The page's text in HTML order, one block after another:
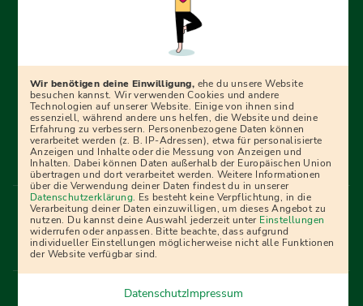
Erfolgreich bewerben mit Ausbildungspark: Wir
begleiten dich Schritt für Schritt bei deinem Start in den
Ratgebern und Prüfungspaketen, interaktiven
Videokursen und vielem mehr. Für alle, die was werden
wollen!
Menü Fußleiste
Impressum Bildquellen Presse
Mediadaten
Partner
AGB Datenschutz
Widerrufsbelehrung
Bestellung
Affiliate Partner Cookies
Wir benötigen deine Einwilligung, ehe du unsere Website
besuchen kannst. Wir verwenden Cookies und andere
Technologien auf unserer Website. Einige von ihnen sind
essenziell, während andere uns helfen, die Website und deine
Erfahrung zu verbessern. Personenbezogene Daten können
verarbeitet werden (z. B. IP-Adressen), etwa für personalisierte
Anzeigen und Inhalte oder die Messung von Anzeigen und
Inhalten. Dabei können Daten außerhalb der Europäischen Union
übertragen und dort verarbeitet werden. Weitere Informationen
über die Verwendung deiner Daten findest du in unserer
Datenschutzerklärung. Es besteht keine Verpflichtung, in die
Verarbeitung deiner Daten einzuwilligen, um dieses Angebot zu
nutzen. Du kannst deine Auswahl jederzeit unter Einstellungen
widerrufen oder anpassen. Bitte beachte, dass aufgrund
individueller Einstellungen möglicherweise nicht alle Funktionen
der Website verfügbar sind.
DatenschutzImpressum